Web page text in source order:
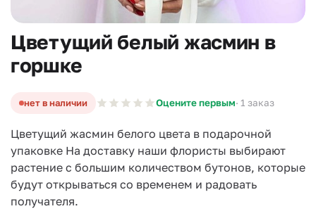
Цветущий белый жасмин в
горшке
нет в наличии Оцените первым· 1 заказ
Цветущий жасмин белого цвета в подарочной
упаковке На доставку наши флористы выбирают
растение с большим количеством бутонов, которые
будут открываться со временем и радовать
получателя.